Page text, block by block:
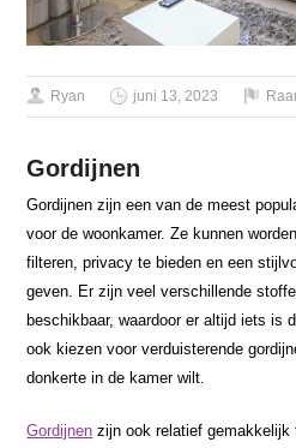
Ryan juni 13, 2023
Gordijnen
Gordijnen zijn een van de meest
voor de woonkamer. Ze kunnen
filteren, privacy te bieden en een
geven. Er zijn veel verschillende
beschikbaar, waardoor er altijd iets is
ook kiezen voor verduisterende
donkerte in de kamer wilt.
Gordijnen zijn ook relatief gemakkelijk